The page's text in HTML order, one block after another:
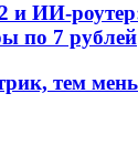
и ИИ-
по 7 рублей
тем